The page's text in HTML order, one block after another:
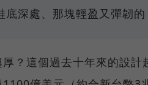
深處、那塊輕盈又彈韌的
？這個過去十年來的設計